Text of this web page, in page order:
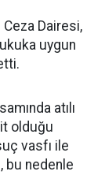
Dairesi,
uygun
atılı
olduğu
vasfı ile
bu nedenle